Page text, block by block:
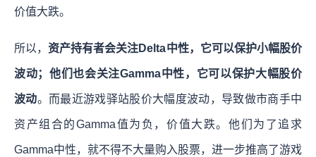
价值大跌。
所以，资产持有者会关注Delta中性，它可以保护小幅股价
波动；他们也会关注Gamma中性，它可以保护大幅股价
波动。而最近游戏驿站股价大幅度波动，导致做市商手中
资产组合的Gamma值为负，价值大跌。他们为了追求
Gamma中性，就不得不大量购入股票，进一步推高了游戏